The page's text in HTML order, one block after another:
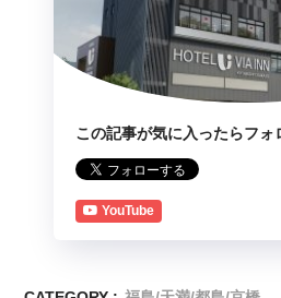
この記事が気に入ったらフォ
YouTube